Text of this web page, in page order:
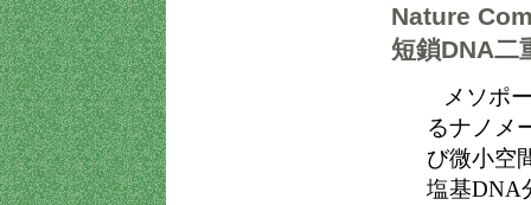
Nature
短鎖DNA二
メソポ
るナノメ
び微小空
塩基DNA